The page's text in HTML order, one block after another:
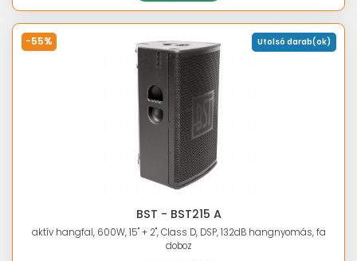
-55% Utolsó darab(ok)
BST - BST215 A
aktív hangfal, 600W, 15" + 2", Class D, DSP, 132dB hangnyomás, fa
doboz